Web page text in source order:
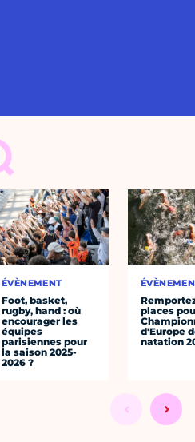
ÉVÈNEMENT
Foot, basket,
rugby, hand : où
encourager les
équipes
parisiennes pour
la saison 2025-
2026 ?
places
d'Europe
natation